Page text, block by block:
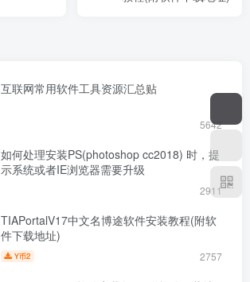
互联网常用软件工具资源汇总贴
5642
如何处理安装PS(photoshop cc2018) 时，提
示系统或者IE浏览器需要升级
2911
TIAPortalV17中文名博途软件安装教程(附软
件下载地址)
Y币2 2757